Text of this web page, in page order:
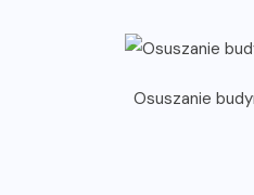
Osuszanie